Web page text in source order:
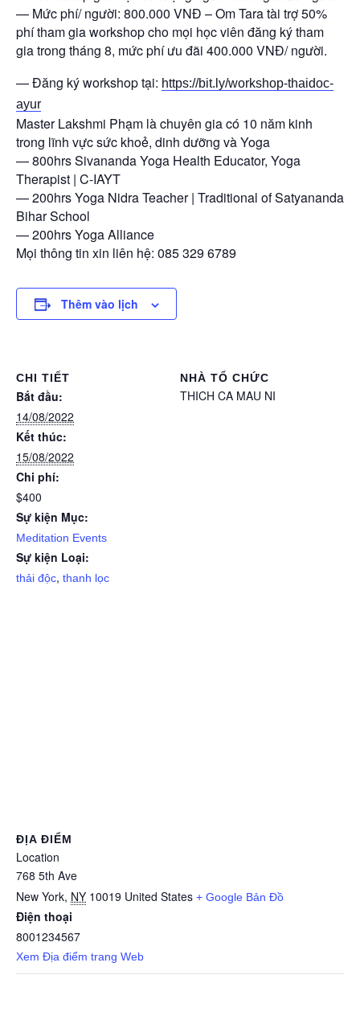
— Mức phí/ người: 800.000 VNĐ – Om Tara tài trợ 50%
phí tham gia workshop cho mọi học viên đăng ký tham
gia trong tháng 8, mức phí ưu đãi 400.000 VNĐ/ người.
— Đăng ký workshop tại: https://bit.ly/workshop-thaidoc-
ayur
Master Lakshmi Phạm là chuyên gia có 10 năm kinh
trong lĩnh vực sức khoẻ, dinh dưỡng và Yoga
— 800hrs Sivananda Yoga Health Educator, Yoga
Therapist | C-IAYT
— 200hrs Yoga Nidra Teacher | Traditional of Satyananda
Bihar School
— 200hrs Yoga Alliance
Mọi thông tin xin liên hệ: 085 329 6789
Thêm vào lịch
CHI TIẾT
Bắt đầu:
14/08/2022
Kết thúc:
15/08/2022
Chi phí:
$400
Sự kiện Mục:
Meditation Events
Sự kiện Loại:
thải độc, thanh lọc
NHÀ TỔ CHỨC
THICH CA MAU NI
ĐỊA ĐIỂM
Location
768 5th Ave
New York, NY 10019 United States + Google Bản Đồ
Điện thoại
8001234567
Xem Địa điểm trang Web